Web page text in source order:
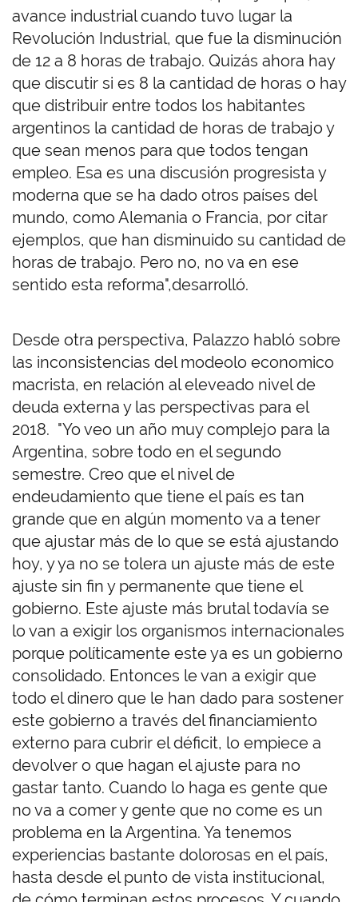
avance industrial cuando tuvo lugar la
Revolución Industrial, que fue la disminución
de 12 a 8 horas de trabajo. Quizás ahora hay
que discutir si es 8 la cantidad de horas o hay
que distribuir entre todos los habitantes
argentinos la cantidad de horas de trabajo y
que sean menos para que todos tengan
empleo. Esa es una discusión progresista y
moderna que se ha dado otros países del
mundo, como Alemania o Francia, por citar
ejemplos, que han disminuido su cantidad de
horas de trabajo. Pero no, no va en ese
sentido esta reforma",desarrolló.
Desde otra perspectiva, Palazzo habló sobre
las inconsistencias del modeolo economico
macrista, en relación al eleveado nivel de
deuda externa y las perspectivas para el
2018. "Yo veo un año muy complejo para la
Argentina, sobre todo en el segundo
semestre. Creo que el nivel de
endeudamiento que tiene el país es tan
grande que en algún momento va a tener
que ajustar más de lo que se está ajustando
hoy, y ya no se tolera un ajuste más de este
ajuste sin fin y permanente que tiene el
gobierno. Este ajuste más brutal todavía se
lo van a exigir los organismos internacionales
porque políticamente este ya es un gobierno
consolidado. Entonces le van a exigir que
todo el dinero que le han dado para sostener
este gobierno a través del financiamiento
externo para cubrir el déficit, lo empiece a
devolver o que hagan el ajuste para no
gastar tanto. Cuando lo haga es gente que
no va a comer y gente que no come es un
problema en la Argentina. Ya tenemos
experiencias bastante dolorosas en el país,
hasta desde el punto de vista institucional,